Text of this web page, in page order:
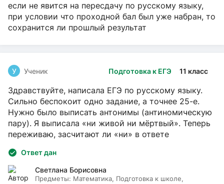
если не явится на пересдачу по русскому языку,
при условии что проходной бал был уже набран, то
сохранится ли прошлый результат
Подготовка к ЕГЭ 11 класс
У Ученик
Здравствуйте, написала ЕГЭ по русскому языку.
Сильно беспокоит одно задание, а точнее 25-е.
Нужно было выписать антонимы (антиномическую
пару). Я выписала «ни живой ни мёртвый». Теперь
переживаю, засчитают ли «ни» в ответе
Ответ дан
Светлана Борисовна
Предметы: Математика, Подготовка к школе,